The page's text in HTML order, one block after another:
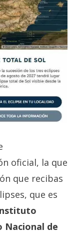
oficial, la que
que recibas
que es
Nacional de